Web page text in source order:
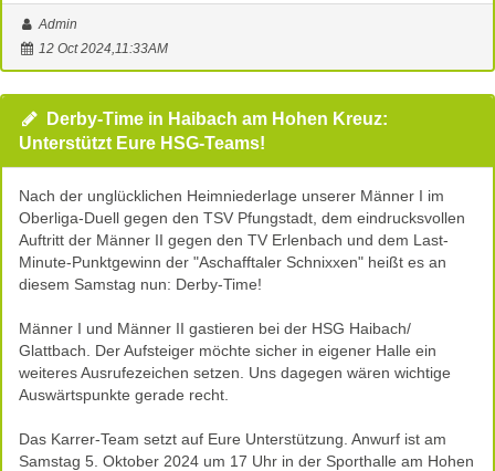
Admin
12 Oct 2024,11:33AM
Derby-Time in Haibach am Hohen Kreuz:
Unterstützt Eure HSG-Teams!
Nach der unglücklichen Heimniederlage unserer Männer I im
Oberliga-Duell gegen den TSV Pfungstadt, dem eindrucksvollen
Auftritt der Männer II gegen den TV Erlenbach und dem Last-
Minute-Punktgewinn der "Aschafftaler Schnixxen" heißt es an
diesem Samstag nun: Derby-Time!
Männer I und Männer II gastieren bei der HSG Haibach/
Glattbach. Der Aufsteiger möchte sicher in eigener Halle ein
weiteres Ausrufezeichen setzen. Uns dagegen wären wichtige
Auswärtspunkte gerade recht.
Das Karrer-Team setzt auf Eure Unterstützung. Anwurf ist am
Samstag 5. Oktober 2024 um 17 Uhr in der Sporthalle am Hohen